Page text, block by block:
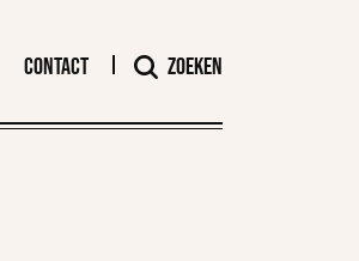
Contact Zoeken